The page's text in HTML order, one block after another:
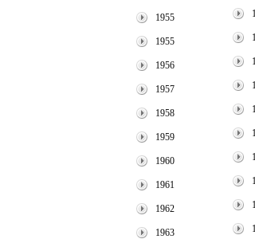
1955
1955
1956
1957
1958
1959
1960
1961
1962
1963